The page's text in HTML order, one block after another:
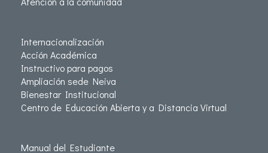
Internacionalización
Acción Académica
Instructivo para pagos
Ampliación sede Neiva
Bienestar Institucional
Centro de Educación Abierta y a Distancia Virtual
Manual del Estudiante